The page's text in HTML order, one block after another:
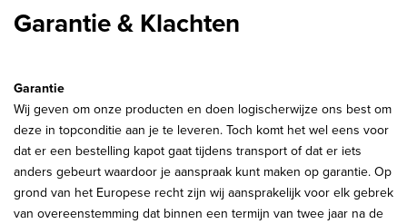
Garantie & Klachten
Garantie
Wij geven om onze producten en doen logischerwijze ons best om
deze in topconditie aan je te leveren. Toch komt het wel eens voor
dat er een bestelling kapot gaat tijdens transport of dat er iets
anders gebeurt waardoor je aanspraak kunt maken op garantie. Op
grond van het Europese recht zijn wij aansprakelijk voor elk gebrek
van overeenstemming dat binnen een termijn van twee jaar na de